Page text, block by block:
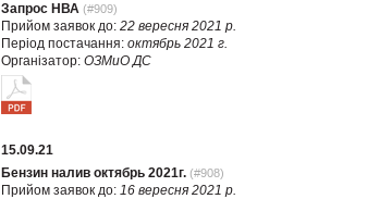
Запрос НВА (#909)
Прийом заявок до: 22 вересня 2021 р.
Період постачання: октябрь 2021 г.
Організатор: ОЗМиО ДС
15.09.21
Бензин налив октябрь 2021г.(#908)
Прийом заявок до: 16 вересня 2021 р.